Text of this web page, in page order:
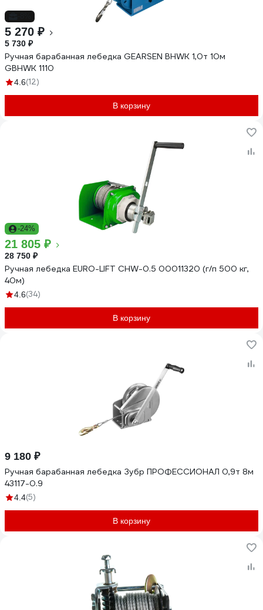
5 270 ₽
5 730 ₽
Ручная барабанная лебедка GEARSEN BHWK 1,0т 10м
GBHWK 1110
4.6(12)
В корзину
-24%
21 805 ₽
28 750 ₽
Ручная лебедка EURO-LIFT CHW-0.5 00011320 (г/п 500 кг,
40м)
4.6(34)
В корзину
9 180 ₽
Ручная барабанная лебедка Зубр ПРОФЕССИОНАЛ 0,9т 8м
43117-0.9
4.4(5)
В корзину